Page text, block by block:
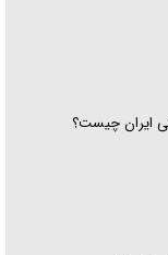
ایران چیست؟